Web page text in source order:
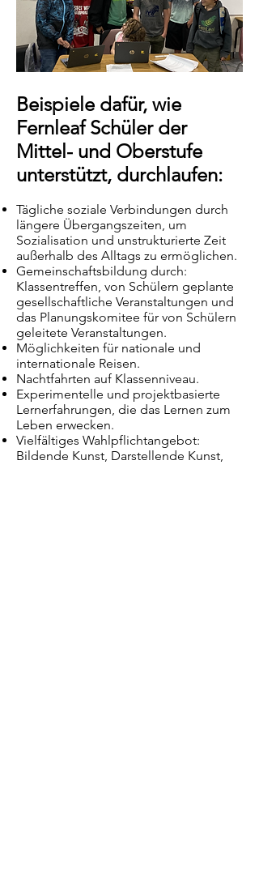
​Beispiele dafür, wie
Fernleaf Schüler der
Mittel- und Oberstufe
unterstützt, durchlaufen:
Tägliche soziale Verbindungen durch
längere Übergangszeiten, um
Sozialisation und unstrukturierte Zeit
außerhalb des Alltags zu ermöglichen.
Gemeinschaftsbildung durch:
Klassentreffen, von Schülern geplante
gesellschaftliche Veranstaltungen und
das Planungskomitee für von Schülern
geleitete Veranstaltungen.
Möglichkeiten für nationale und
internationale Reisen.
Nachtfahrten auf Klassenniveau.
Experimentelle und projektbasierte
Lernerfahrungen, die das Lernen zum
Leben erwecken.
Vielfältiges Wahlpflichtangebot:
Bildende Kunst, Darstellende Kunst,